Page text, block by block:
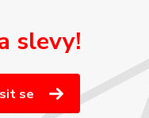
slevy!
se